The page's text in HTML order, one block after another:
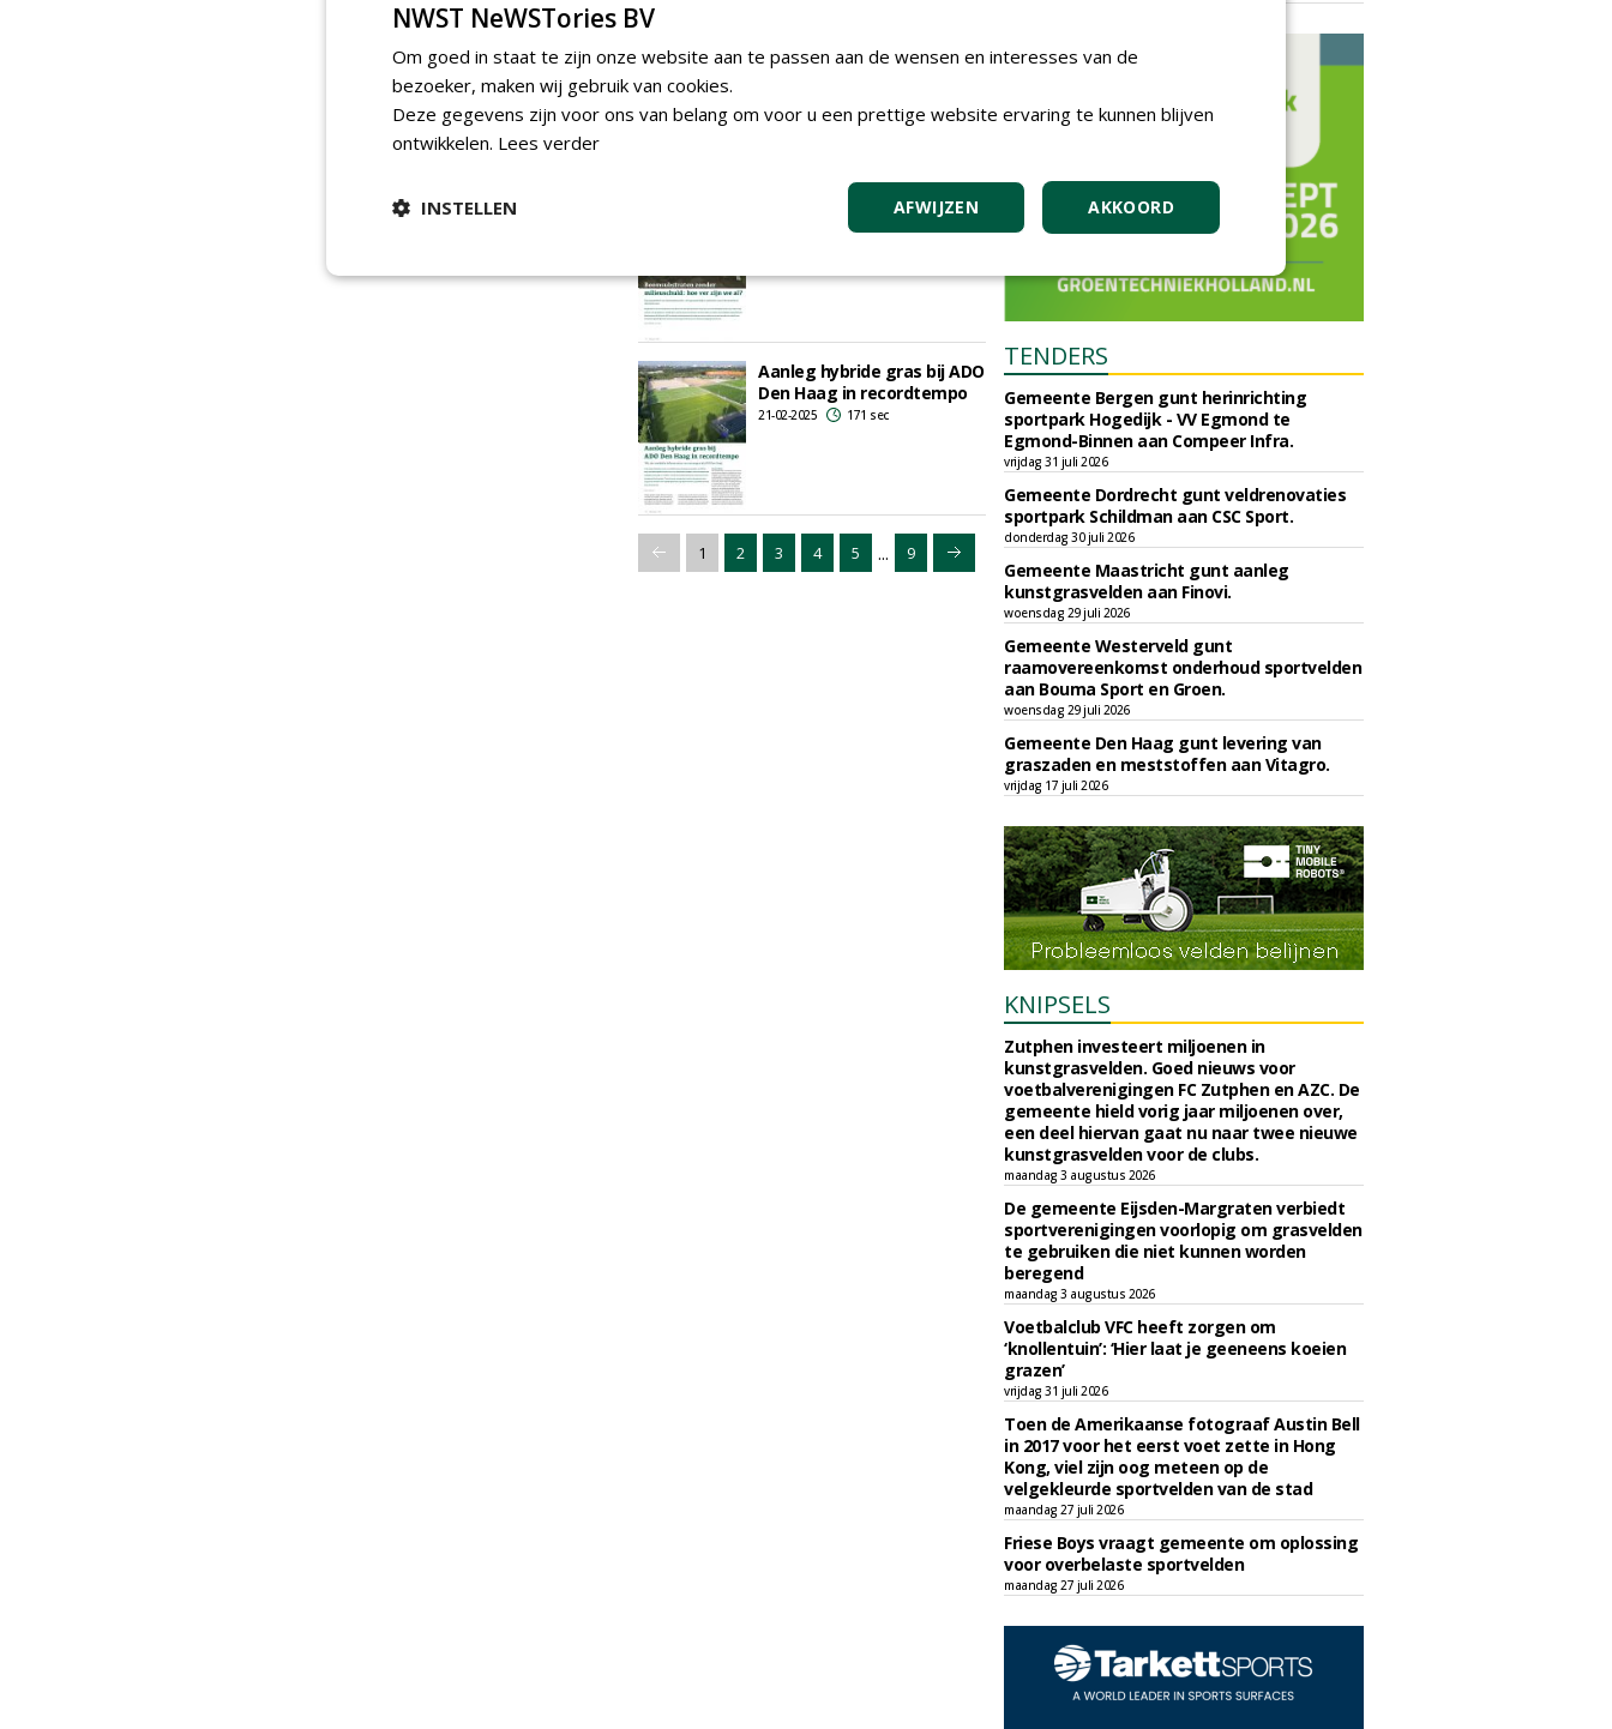
de start en de basis van
stadionevenementen'
Boomsubstraten zonder
milieuschuld: hoe ver zijn
Aanleg hybride gras bij ADO
Den Haag in recordtempo
21-02-2025 171 sec
1 2 3 4 5 ... 9
TENDERS
Gemeente Bergen gunt herinrichting
sportpark Hogedijk - VV Egmond te
Egmond-Binnen aan Compeer Infra.
vrijdag 31 juli 2026
Gemeente Dordrecht gunt veldrenovaties
sportpark Schildman aan CSC Sport.
donderdag 30 juli 2026
Gemeente Maastricht gunt aanleg
kunstgrasvelden aan Finovi.
woensdag 29 juli 2026
Gemeente Westerveld gunt
raamovereenkomst onderhoud sportvelden
aan Bouma Sport en Groen.
woensdag 29 juli 2026
Gemeente Den Haag gunt levering van
graszaden en meststoffen aan Vitagro.
vrijdag 17 juli 2026
KNIPSELS
Zutphen investeert miljoenen in
kunstgrasvelden. Goed nieuws voor
voetbalverenigingen FC Zutphen en AZC. De
gemeente hield vorig jaar miljoenen over,
een deel hiervan gaat nu naar twee nieuwe
kunstgrasvelden voor de clubs.
maandag 3 augustus 2026
De gemeente Eijsden-Margraten verbiedt
sportverenigingen voorlopig om grasvelden
te gebruiken die niet kunnen worden
beregend
maandag 3 augustus 2026
Voetbalclub VFC heeft zorgen om
‘knollentuin’: ‘Hier laat je geeneens koeien
grazen’
vrijdag 31 juli 2026
Toen de Amerikaanse fotograaf Austin Bell
in 2017 voor het eerst voet zette in Hong
Kong, viel zijn oog meteen op de
velgekleurde sportvelden van de stad
maandag 27 juli 2026
Friese Boys vraagt gemeente om oplossing
voor overbelaste sportvelden
maandag 27 juli 2026
NWST NeWSTories BV
Om goed in staat te zijn onze website aan te passen aan de wensen en interesses van de
bezoeker, maken wij gebruik van cookies.
Deze gegevens zijn voor ons van belang om voor u een prettige website ervaring te kunnen blijven
ontwikkelen. Lees verder
AKKOORD
AFWIJZEN
INSTELLEN